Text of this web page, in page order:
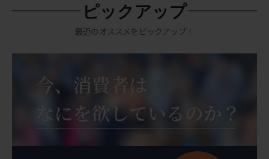
ピックアップ
最近のオススメをピックアップ！